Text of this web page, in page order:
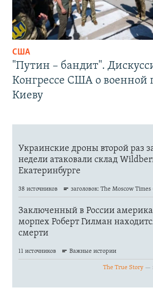
США
"Путин – бандит".
Конгрессе США о
Киеву